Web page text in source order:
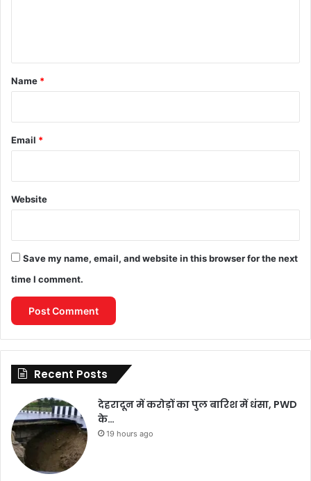
*
Name *
Email *
Website
Save my name, email, and website in this browser for the next
time I comment.
Recent Posts
देहरादून में करोड़ों का पुल बारिश में धंसा, PWD
के…
19 hours ago